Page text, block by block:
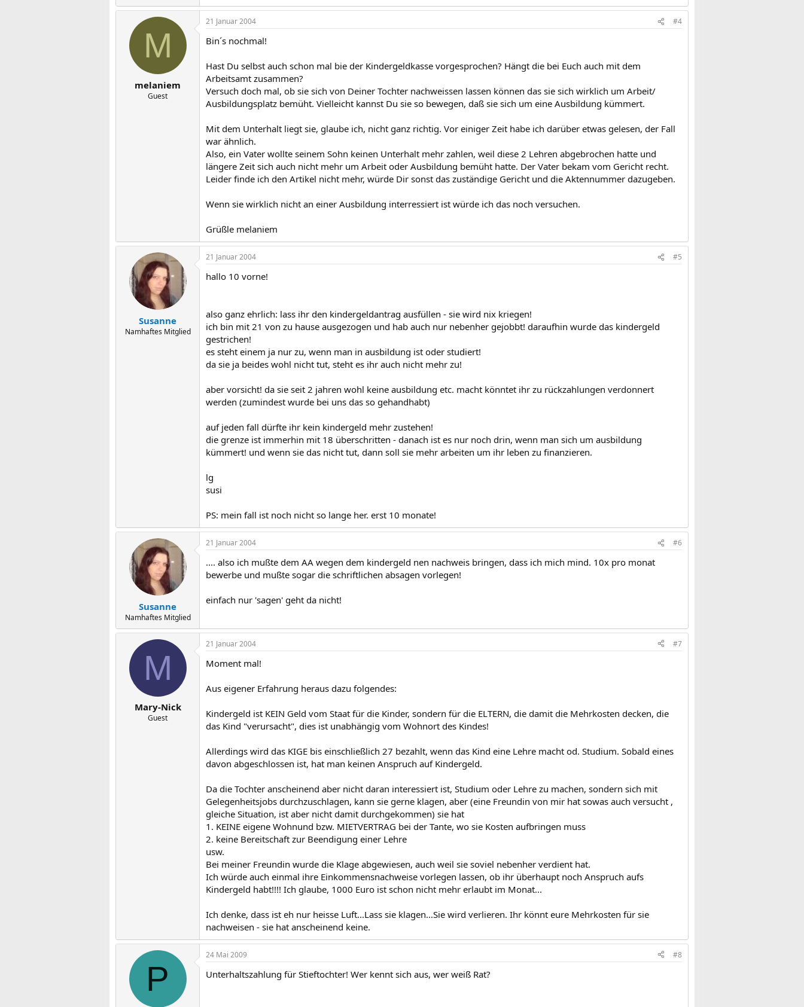
M
melaniem
Guest
21 Januar 2004 #4
Bin´s nochmal!
Hast Du selbst auch schon mal bie der Kindergeldkasse vorgesprochen? Hängt die bei Euch auch mit dem
Arbeitsamt zusammen?
Versuch doch mal, ob sie sich von Deiner Tochter nachweissen lassen können das sie sich wirklich um Arbeit/
Ausbildungsplatz bemüht. Vielleicht kannst Du sie so bewegen, daß sie sich um eine Ausbildung kümmert.
Mit dem Unterhalt liegt sie, glaube ich, nicht ganz richtig. Vor einiger Zeit habe ich darüber etwas gelesen, der Fall
war ähnlich.
Also, ein Vater wollte seinem Sohn keinen Unterhalt mehr zahlen, weil diese 2 Lehren abgebrochen hatte und
längere Zeit sich auch nicht mehr um Arbeit oder Ausbildung bemüht hatte. Der Vater bekam vom Gericht recht.
Leider finde ich den Artikel nicht mehr, würde Dir sonst das zuständige Gericht und die Aktennummer dazugeben.
Wenn sie wirklich nicht an einer Ausbildung interressiert ist würde ich das noch versuchen.
Grüßle melaniem
Susanne
Namhaftes Mitglied
21 Januar 2004 #5
hallo 10 vorne!
also ganz ehrlich: lass ihr den kindergeldantrag ausfüllen - sie wird nix kriegen!
ich bin mit 21 von zu hause ausgezogen und hab auch nur nebenher gejobbt! daraufhin wurde das kindergeld
gestrichen!
es steht einem ja nur zu, wenn man in ausbildung ist oder studiert!
da sie ja beides wohl nicht tut, steht es ihr auch nicht mehr zu!
aber vorsicht! da sie seit 2 jahren wohl keine ausbildung etc. macht könntet ihr zu rückzahlungen verdonnert
werden (zumindest wurde bei uns das so gehandhabt)
auf jeden fall dürfte ihr kein kindergeld mehr zustehen!
die grenze ist immerhin mit 18 überschritten - danach ist es nur noch drin, wenn man sich um ausbildung
kümmert! und wenn sie das nicht tut, dann soll sie mehr arbeiten um ihr leben zu finanzieren.
lg
susi
PS: mein fall ist noch nicht so lange her. erst 10 monate!
Susanne
Namhaftes Mitglied
21 Januar 2004 #6
.... also ich mußte dem AA wegen dem kindergeld nen nachweis bringen, dass ich mich mind. 10x pro monat
bewerbe und mußte sogar die schriftlichen absagen vorlegen!
einfach nur 'sagen' geht da nicht!
M
Mary-Nick
Guest
21 Januar 2004 #7
Moment mal!
Aus eigener Erfahrung heraus dazu folgendes:
Kindergeld ist KEIN Geld vom Staat für die Kinder, sondern für die ELTERN, die damit die Mehrkosten decken, die
das Kind "verursacht", dies ist unabhängig vom Wohnort des Kindes!
Allerdings wird das KIGE bis einschließlich 27 bezahlt, wenn das Kind eine Lehre macht od. Studium. Sobald eines
davon abgeschlossen ist, hat man keinen Anspruch auf Kindergeld.
Da die Tochter anscheinend aber nicht daran interessiert ist, Studium oder Lehre zu machen, sondern sich mit
Gelegenheitsjobs durchzuschlagen, kann sie gerne klagen, aber (eine Freundin von mir hat sowas auch versucht ,
gleiche Situation, ist aber nicht damit durchgekommen) sie hat
1. KEINE eigene Wohnund bzw. MIETVERTRAG bei der Tante, wo sie Kosten aufbringen muss
2. keine Bereitschaft zur Beendigung einer Lehre
usw.
Bei meiner Freundin wurde die Klage abgewiesen, auch weil sie soviel nebenher verdient hat.
Ich würde auch einmal ihre Einkommensnachweise vorlegen lassen, ob ihr überhaupt noch Anspruch aufs
Kindergeld habt!!!! Ich glaube, 1000 Euro ist schon nicht mehr erlaubt im Monat...
Ich denke, dass ist eh nur heisse Luft...Lass sie klagen...Sie wird verlieren. Ihr könnt eure Mehrkosten für sie
nachweisen - sie hat anscheinend keine.
P
24 Mai 2009 #8
Unterhaltszahlung für Stieftochter! Wer kennt sich aus, wer weiß Rat?